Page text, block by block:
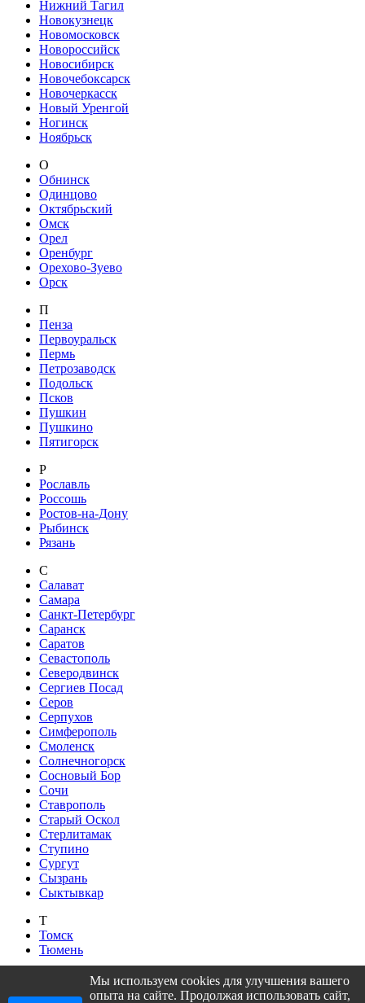
Нижний Тагил
Новокузнецк
Новомосковск
Новороссийск
Новосибирск
Новочебоксарск
Новочеркасск
Новый Уренгой
Ногинск
Ноябрьск
О
Обнинск
Одинцово
Октябрьский
Омск
Орел
Оренбург
Орехово-Зуево
Орск
П
Пенза
Первоуральск
Пермь
Петрозаводск
Подольск
Псков
Пушкин
Пушкино
Пятигорск
Р
Рославль
Россошь
Ростов-на-Дону
Рыбинск
Рязань
С
Салават
Самара
Санкт-Петербург
Саранск
Саратов
Севастополь
Северодвинск
Сергиев Посад
Серов
Серпухов
Симферополь
Смоленск
Солнечногорск
Сосновый Бор
Сочи
Ставрополь
Старый Оскол
Стерлитамак
Ступино
Сургут
Сызрань
Сыктывкар
Т
Томск
Тюмень
Мы используем cookies для улучшения вашего
опыта на сайте. Продолжая использовать сайт,